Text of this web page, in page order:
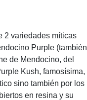
2 variedades míticas
Purple (también
de Mendocino, del
Kush, famosísima,
sino también por los
en resina y su